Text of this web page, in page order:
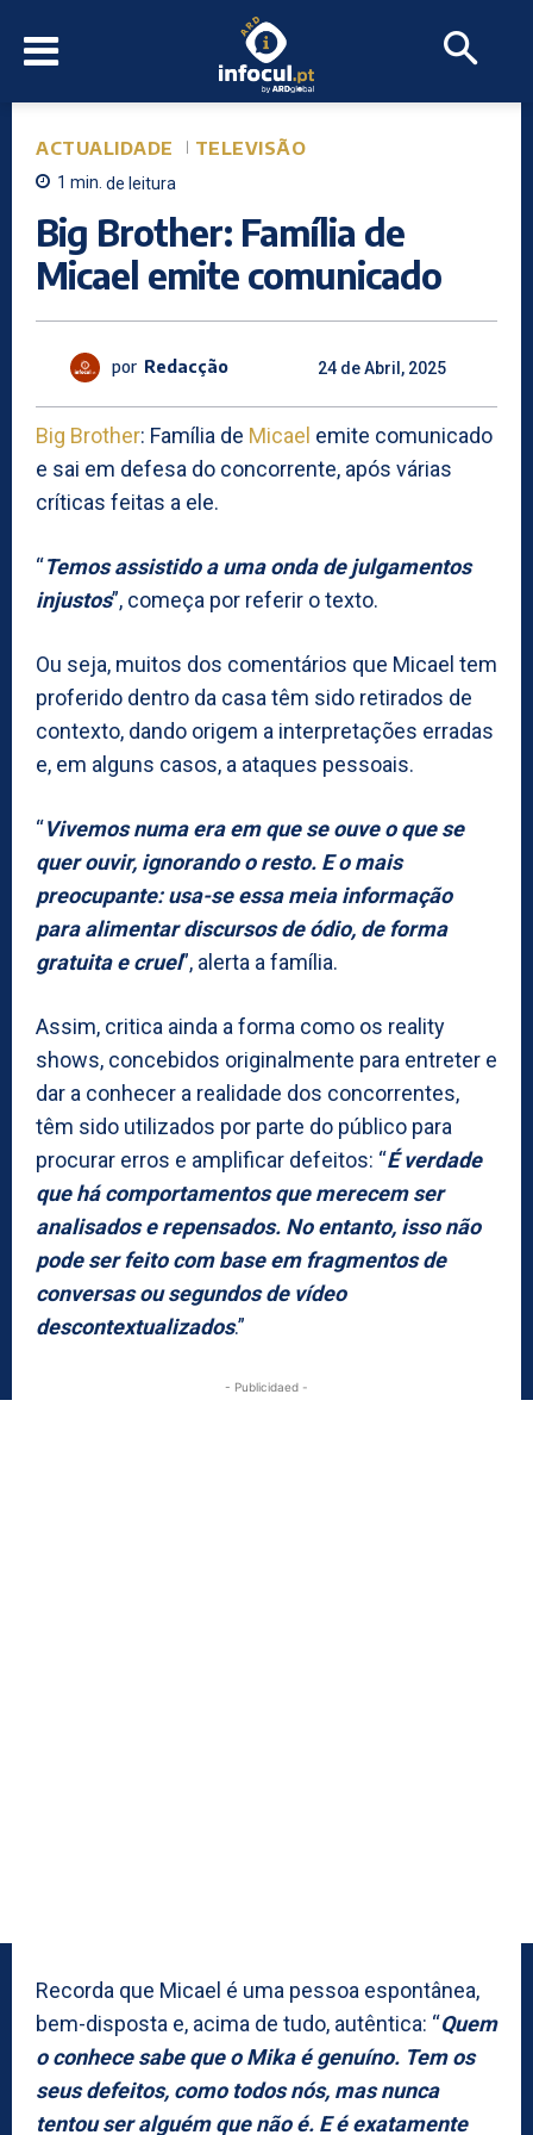
ACTUALIDADE TELEVISÃO
1 min. de leitura
Big Brother: Família de
Micael emite comunicado
por Redacção 24 de Abril, 2025
Big Brother: Família de Micael emite comunicado
e sai em defesa do concorrente, após várias
críticas feitas a ele.
“Temos assistido a uma onda de julgamentos
injustos”, começa por referir o texto.
Ou seja, muitos dos comentários que Micael tem
proferido dentro da casa têm sido retirados de
contexto, dando origem a interpretações erradas
e, em alguns casos, a ataques pessoais.
“Vivemos numa era em que se ouve o que se
quer ouvir, ignorando o resto. E o mais
preocupante: usa-se essa meia informação
para alimentar discursos de ódio, de forma
gratuita e cruel”, alerta a família.
Assim, critica ainda a forma como os reality
shows, concebidos originalmente para entreter e
dar a conhecer a realidade dos concorrentes,
têm sido utilizados por parte do público para
procurar erros e amplificar defeitos: “É verdade
que há comportamentos que merecem ser
analisados e repensados. No entanto, isso não
pode ser feito com base em fragmentos de
conversas ou segundos de vídeo
descontextualizados.”
- Publicidaed -
Recorda que Micael é uma pessoa espontânea,
bem-disposta e, acima de tudo, autêntica: “Quem
o conhece sabe que o Mika é genuíno. Tem os
seus defeitos, como todos nós, mas nunca
tentou ser alguém que não é. E é exatamente